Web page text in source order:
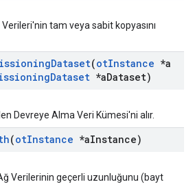
tam veya sabit kopyasını
Dataset(otInstance *a
Dataset *aDataset)
Devreye Alma Veri Kümesi'ni alır.
(otInstance *aInstance)
Verilerinin geçerli uzunluğunu (bayt